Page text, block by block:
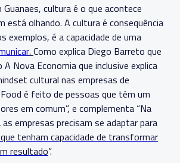
Guanaes, cultura é o que acontece
está olhando. A cultura é consequência
exemplos, é a capacidade de uma
.Como explica Diego Barreto que
Nova Economia que inclusive explica
cultural nas empresas de
é feito de pessoas que têm um
em comum”, e complementa “Na
empresas precisam se adaptar para
tenham capacidade de transformar
resultado”.